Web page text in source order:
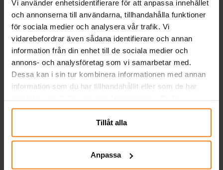
Vi använder enhetsidentifierare för att anpassa innehållet
och annonserna till användarna, tillhandahålla funktioner
för sociala medier och analysera vår trafik. Vi
vidarebefordrar även sådana identifierare och annan
information från din enhet till de sociala medier och
annons- och analysföretag som vi samarbetar med.
Dessa kan i sin tur kombinera informationen med annan
information som du har tillhandahållit eller som de har
närsomhelst ändra ditt samtycke.
Tillåt alla
Anpassa
Ballonger - Gröna 10-
pack
Sifferballonger Lila 86
cm